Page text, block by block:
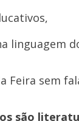
linguagem
Feira sem
são